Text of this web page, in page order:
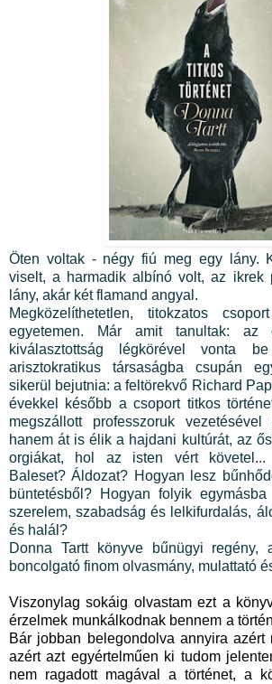
Öten voltak - négy fiú meg egy lány.
viselt, a harmadik albínó volt, az ikrek
lány, akár két flamand angyal.
Megközelíthetetlen, titokzatos
egyetemen. Már amit tanultak:
kiválasztottság légkörével vonta
arisztokratikus társaságba csupán
sikerül bejutnia: a feltörekvő Richard
évekkel később a csoport titkos
megszállott professzoruk vezetésével
hanem át is élik a hajdani kultúrát, az
orgiákat, hol az isten vért követel...
Baleset? Áldozat? Hogyan lesz
büntetésből? Hogyan folyik
szerelem, szabadság és lelkifurdalás,
és halál?
Donna Tartt könyve bűnügyi regény,
boncolgató finom olvasmány, mulattató
Viszonylag sokáig olvastam ezt a
érzelmek munkálkodnak bennem a
Bár jobban belegondolva annyira azért
azért azt egyértelműen ki tudom
nem ragadott magával a történet, a